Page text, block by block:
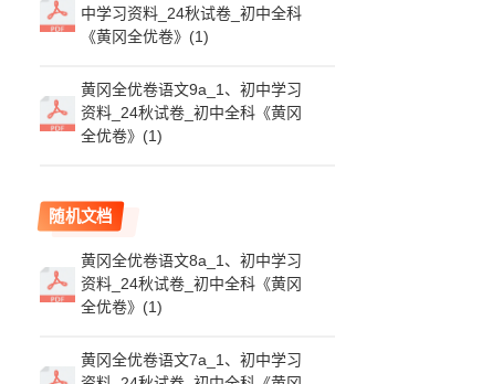
中学习资料_24秋试卷_初中全科
《黄冈全优卷》(1)
黄冈全优卷语文9a_1、初中学习
资料_24秋试卷_初中全科《黄冈
全优卷》(1)
随机文档
黄冈全优卷语文8a_1、初中学习
资料_24秋试卷_初中全科《黄冈
全优卷》(1)
黄冈全优卷语文7a_1、初中学习